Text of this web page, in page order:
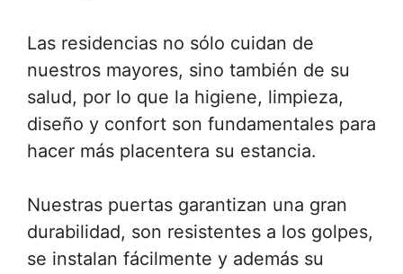
Las residencias no sólo cuidan de
nuestros mayores, sino también de su
salud, por lo que la higiene, limpieza,
diseño y confort son fundamentales para
hacer más placentera su estancia.
Nuestras puertas garantizan una gran
durabilidad, son resistentes a los golpes,
se instalan fácilmente y además su